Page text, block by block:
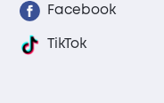
Facebook
TikTok